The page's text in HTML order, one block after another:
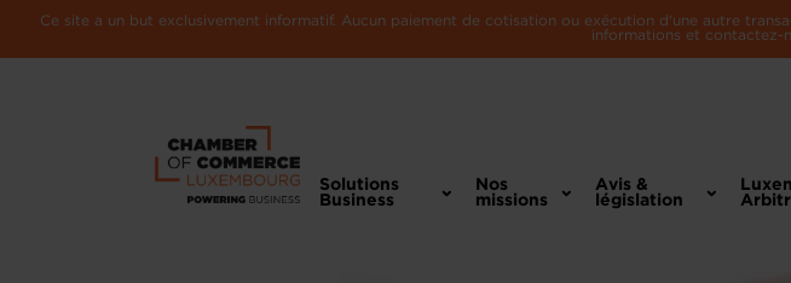
Ce site a un but exclusivement informatif. Aucun paiement de cotisation ou exécution d'une autre
informations et contactez-
Solutions
Business
Nos
missions
Avis &
législation